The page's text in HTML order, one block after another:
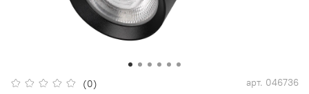
(0) арт. 046736